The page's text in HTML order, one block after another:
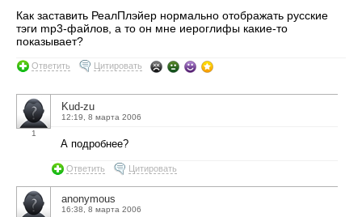
Как заставить РеалПлэйер нормально отображать русские
тэги mp3-файлов, а то он мне иероглифы какие-то
показывает?
Ответить Цитировать
1
Kud-zu
12:19, 8 марта 2006
А подробнее?
Ответить Цитировать
anonymous
16:38, 8 марта 2006